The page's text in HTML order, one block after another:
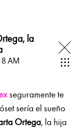
la
AM
seguramente te
sería el sueño
Ortega, la hija